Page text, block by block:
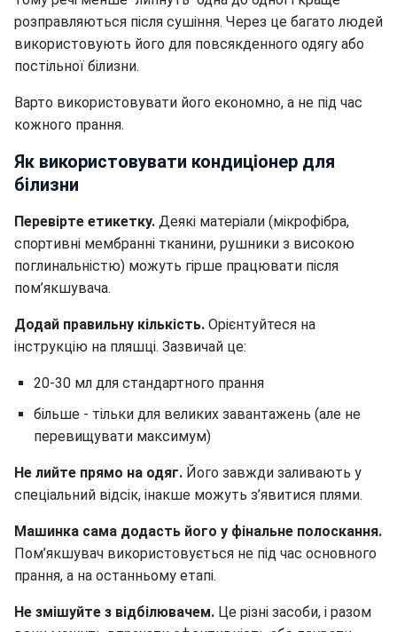
розправляються після сушіння. Через це багато людей
використовують його для повсякденного одягу або
постільної білизни.
Варто використовувати його економно, а не під час
кожного прання.
Як використовувати кондиціонер для
білизни
Перевірте етикетку. Деякі матеріали (мікрофібра,
спортивні мембранні тканини, рушники з високою
поглинальністю) можуть гірше працювати після
пом’якшувача.
Додай правильну кількість. Орієнтуйтеся на
інструкцію на пляшці. Зазвичай це:
20-30 мл для стандартного прання
більше - тільки для великих завантажень (але не
перевищувати максимум)
Не лийте прямо на одяг. Його завжди заливають у
спеціальний відсік, інакше можуть з’явитися плями.
Машинка сама додасть його у фінальне полоскання.
Пом’якшувач використовується не під час основного
прання, а на останньому етапі.
Не змішуйте з відбілювачем. Це різні засоби, і разом